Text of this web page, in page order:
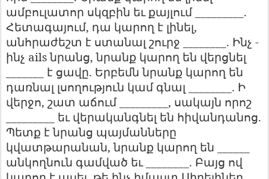
ամբուլատոր սկզբին եւ քայլում_________.
Հետագայում, դա կարող է լինել,
անհրաժեշտ է ստանալ շուրջ ________. Ինչ -
ինչ ailsնրանց,նրանք կարող են վերցնել
է ցավը. Երբեմն նրանք կարող են
դառնալ լսողություն կամ գնալ ________. Ի
վերջո, շատ աճում_________, սակայն որոշ
եւ վերականգնել են հիվանդանոց.
Պետք է նրանց պայմանները
կվատթարանան,նրանք կարող են
անկողնուն գամված եւ________. Բայց ով